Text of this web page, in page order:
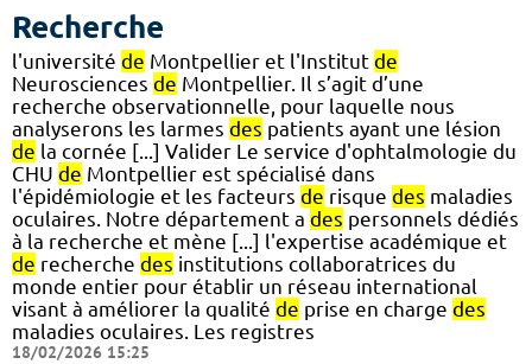
Recherche
l'université de Montpellier et l'Institut de
Neurosciences de Montpellier. Il s’agit d’une
recherche observationnelle, pour laquelle nous
analyserons les larmes des patients ayant une lésion
de la cornée [...] Valider Le service d'ophtalmologie du
CHU de Montpellier est spécialisé dans
l'épidémiologie et les facteurs de risque des maladies
oculaires. Notre département a des personnels dédiés
à la recherche et mène [...] l'expertise académique et
de recherche des institutions collaboratrices du
monde entier pour établir un réseau international
visant à améliorer la qualité de prise en charge des
maladies oculaires. Les registres
18/02/2026 15:25